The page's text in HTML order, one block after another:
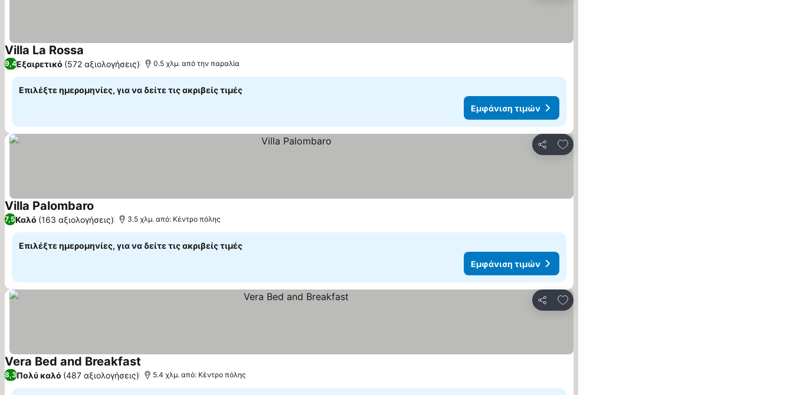
Villa La Rossa
9,4Εξαιρετικό (572 αξιολογήσεις) 0.5 χλμ. από την παραλία
Επιλέξτε ημερομηνίες, για να δείτε τις ακριβείς τιμές
Εμφάνιση τιμών
Κοινοποίηση
Προσθήκη στα αγαπημένα
Villa Palombaro
7,5Καλό (163 αξιολογήσεις) 3.5 χλμ. από: Κέντρο πόλης
Επιλέξτε ημερομηνίες, για να δείτε τις ακριβείς τιμές
Εμφάνιση τιμών
Κοινοποίηση
Προσθήκη στα αγαπημένα
Vera Bed and Breakfast
8,3Πολύ καλό (487 αξιολογήσεις) 5.4 χλμ. από: Κέντρο πόλης